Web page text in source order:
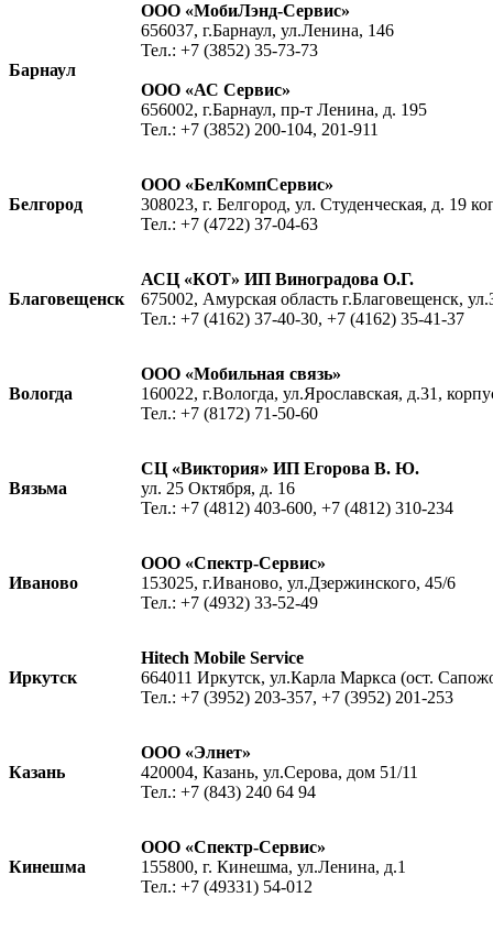
Барнаул
ООО «МобиЛэнд-Сервис»
656037, г.Барнаул, ул.Ленина, 146
Тел.: +7 (3852) 35-73-73
ООО «АС Сервис»
656002, г.Барнаул, пр-т Ленина, д. 195
Тел.: +7 (3852) 200-104, 201-911
Белгород
ООО «БелКомпСервис»
308023, г. Белгород, ул. Студенческая, д. 19
Тел.: +7 (4722) 37-04-63
Благовещенск
АСЦ «КОТ» ИП Виноградова О.Г.
675002, Амурская область г.Благовещенск,
Тел.: +7 (4162) 37-40-30, +7 (4162) 35-41-37
Вологда
ООО «Мобильная связь»
160022, г.Вологда, ул.Ярославская, д.31,
Тел.: +7 (8172) 71-50-60
Вязьма
СЦ «Виктория» ИП Егорова В. Ю.
ул. 25 Октября, д. 16
Тел.: +7 (4812) 403-600, +7 (4812) 310-234
Иваново
ООО «Спектр-Сервис»
153025, г.Иваново, ул.Дзержинского, 45/6
Тел.: +7 (4932) 33-52-49
Иркутск
Hitech Mobile Service
664011 Иркутск, ул.Карла Маркса (ост.
Тел.: +7 (3952) 203-357, +7 (3952) 201-253
Казань
ООО «Элнет»
420004, Казань, ул.Серова, дом 51/11
Тел.: +7 (843) 240 64 94
Кинешма
ООО «Спектр-Сервис»
155800, г. Кинешма, ул.Ленина, д.1
Тел.: +7 (49331) 54-012